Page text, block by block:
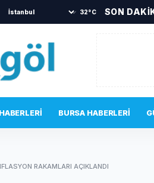
32°C SON
• İnegöl'de yürekleri ağza getiren kaza•
BURSA HABERLERI
RAKAMLARI AÇIKLANDI